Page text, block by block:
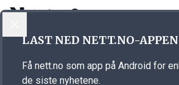
Annonsørinnhold
LAST NED NETT.NO-APPEN
Få nett.no som app på Android for
de siste nyhetene.